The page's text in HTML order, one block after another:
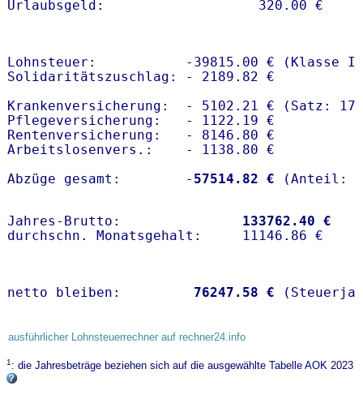
Lohnsteuer:           -39815.00 € (Klasse I)
Solidaritätszuschlag: - 2189.82 €
Krankenversicherung:  - 5102.21 € (Satz:
Pflegeversicherung:   - 1122.19 €
Rentenversicherung:   - 8146.80 €
Arbeitslosenvers.:    - 1138.80 €
Abzüge gesamt:        - 57514.82 €
Jahres-Brutto: 133762.40 €
netto bleiben: 76247.58 €
ausführlicher Lohnsteuerrechner auf rechner24.info
1: die Jahresbeträge beziehen sich auf die ausgewählte Tabelle AOK 2023